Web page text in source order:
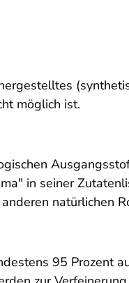
möglich ist.
in seiner
natürlichen
95 Prozent